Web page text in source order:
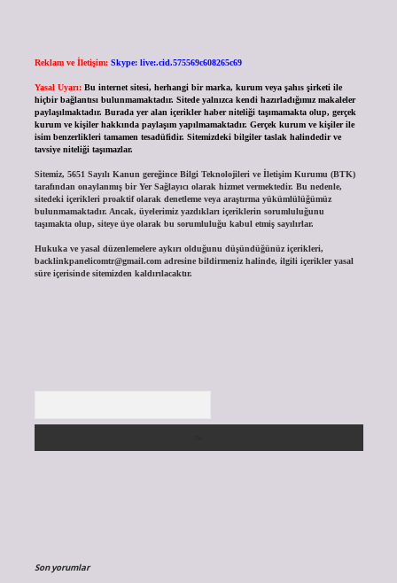
Reklam ve İletişim: Skype: live:.cid.575569c608265c69
Yasal Uyarı: Bu internet sitesi, herhangi bir marka, kurum veya şahıs şirketi ile
hiçbir bağlantısı bulunmamaktadır. Sitede yalnızca kendi hazırladığımız makaleler
paylaşılmaktadır. Burada yer alan içerikler haber niteliği taşımamakta olup, gerçek
kurum ve kişiler hakkında paylaşım yapılmamaktadır. Gerçek kurum ve kişiler ile
isim benzerlikleri tamamen tesadüfidir. Sitemizdeki bilgiler taslak halindedir ve
tavsiye niteliği taşımazlar.
Sitemiz, 5651 Sayılı Kanun gereğince Bilgi Teknolojileri ve İletişim Kurumu (BTK)
tarafından onaylanmış bir Yer Sağlayıcı olarak hizmet vermektedir. Bu nedenle,
sitedeki içerikleri proaktif olarak denetleme veya araştırma yükümlülüğümüz
bulunmamaktadır. Ancak, üyelerimiz yazdıkları içeriklerin sorumluluğunu
taşımakta olup, siteye üye olarak bu sorumluluğu kabul etmiş sayılırlar.
Hukuka ve yasal düzenlemelere aykırı olduğunu düşündüğünüz içerikleri,
backlinkpanelicomtr@gmail.comadresine bildirmeniz halinde, ilgili içerikler yasal
süre içerisinde sitemizden kaldırılacaktır.
Son yorumlar